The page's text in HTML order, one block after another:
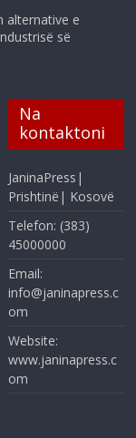
alternative e
së
Na
kontaktoni
JaninaPress|
Prishtinë| Kosovë
Telefon: (383)
45000000
Email:
info@janinapress.c
om
Website:
www.janinapress.c
om